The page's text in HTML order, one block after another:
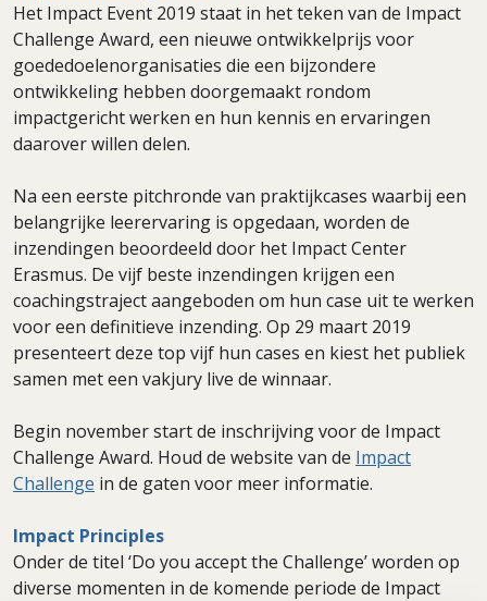
Het Impact Event 2019 staat in het teken van de Impact
Challenge Award, een nieuwe ontwikkelprijs voor
goededoelenorganisaties die een bijzondere
ontwikkeling hebben doorgemaakt rondom
impactgericht werken en hun kennis en ervaringen
daarover willen delen.
Na een eerste pitchronde van praktijkcases waarbij een
belangrijke leerervaring is opgedaan, worden de
inzendingen beoordeeld door het Impact Center
Erasmus. De vijf beste inzendingen krijgen een
coachingstraject aangeboden om hun case uit te werken
voor een definitieve inzending. Op 29 maart 2019
presenteert deze top vijf hun cases en kiest het publiek
samen met een vakjury live de winnaar.
Begin november start de inschrijving voor de Impact
Challenge Award. Houd de website van de Impact
Challenge in de gaten voor meer informatie.
Impact Principles
Onder de titel ‘Do you accept the Challenge’ worden op
diverse momenten in de komende periode de Impact